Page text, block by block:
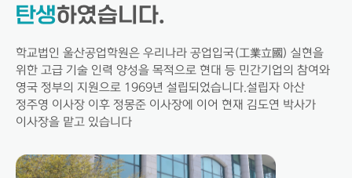
탄생하였습니다.
학교법인 울산공업학원은 우리나라 공업입국(工業立國) 실현을
위한 고급 기술 인력 양성을 목적으로 현대 등 민간기업의 참여와
영국 정부의 지원으로 1969년 설립되었습니다.설립자 아산
정주영 이사장 이후 정몽준 이사장에 이어 현재 김도연 박사가
이사장을 맡고 있습니다